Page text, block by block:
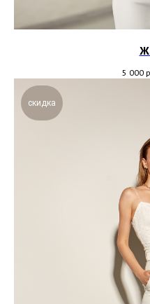
5 000
скидка